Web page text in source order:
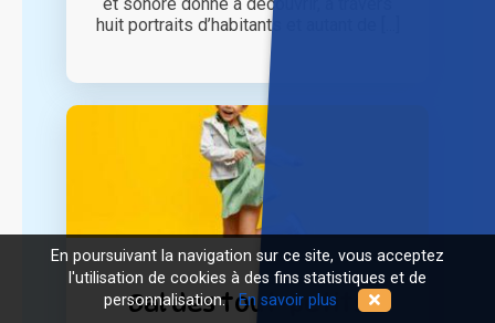
huit portraits d’habitants et autant de [...]
Bal des tout-petits
En poursuivant la navigation sur ce site, vous acceptez
l'utilisation de cookies à des fins statistiques et de
personnalisation.En savoir plus